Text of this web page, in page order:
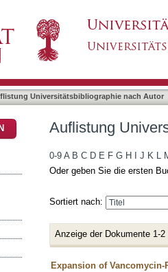
Universitätsbibliographie nach Autor
Auflistung
0-9 A B C D E F G H J K L
Oder geben Sie die ersten
Sortiert nach:
Anzeige der Dokumente 1-2
Expansion of